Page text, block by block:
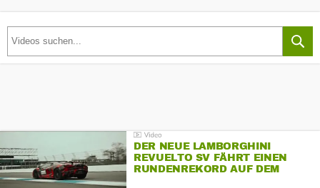
DER NEUE LAMBORGHINI
REVUELTO SV FÄHRT EINEN
RUNDENREKORD AUF DEM